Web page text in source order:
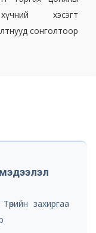
хэсэгт
сонголтоор
Төрийн захиргаа